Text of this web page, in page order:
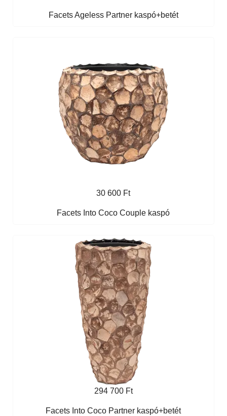
Facets Ageless Partner kaspó+betét
30 600 Ft
Facets Into Coco Couple kaspó
294 700 Ft
Facets Into Coco Partner kaspó+betét